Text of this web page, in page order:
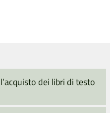
dei libri di testo